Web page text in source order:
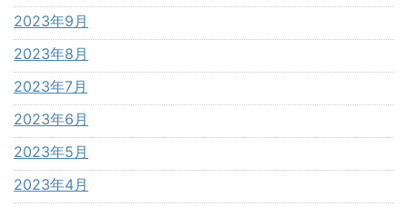
2023年9月
2023年8月
2023年7月
2023年6月
2023年5月
2023年4月